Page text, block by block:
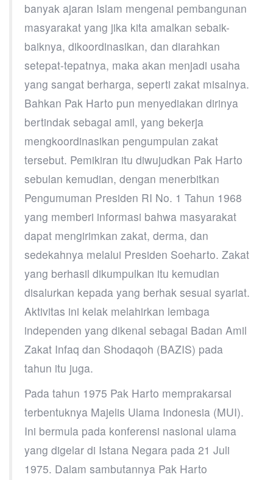
banyak ajaran Islam mengenai pembangunan
masyarakat yang jika kita amalkan sebaik-
baiknya, dikoordinasikan, dan diarahkan
setepat-tepatnya, maka akan menjadi usaha
yang sangat berharga, seperti zakat misalnya.
Bahkan Pak Harto pun menyediakan dirinya
bertindak sebagai amil, yang bekerja
mengkoordinasikan pengumpulan zakat
tersebut. Pemikiran itu diwujudkan Pak Harto
sebulan kemudian, dengan menerbitkan
Pengumuman Presiden RI No. 1 Tahun 1968
yang memberi informasi bahwa masyarakat
dapat mengirimkan zakat, derma, dan
sedekahnya melalui Presiden Soeharto. Zakat
yang berhasil dikumpulkan itu kemudian
disalurkan kepada yang berhak sesuai syariat.
Aktivitas ini kelak melahirkan lembaga
independen yang dikenal sebagai Badan Amil
Zakat Infaq dan Shodaqoh (BAZIS) pada
tahun itu juga.
Pada tahun 1975 Pak Harto memprakarsai
terbentuknya Majelis Ulama Indonesia (MUI).
Ini bermula pada konferensi nasional ulama
yang digelar di Istana Negara pada 21 Juli
1975. Dalam sambutannya Pak Harto